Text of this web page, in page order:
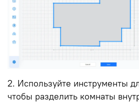
2. Используйте инструменты
чтобы разделить комнаты